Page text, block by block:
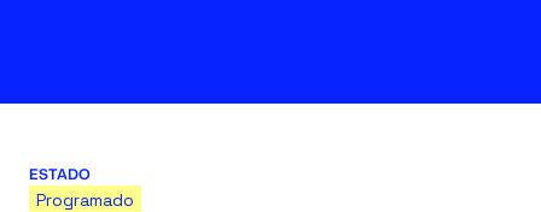
ESTADO
Programado